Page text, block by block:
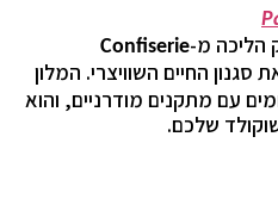
הליכה מ-Confiserie
סגנון החיים השוויצרי. המלון
עם מתקנים מודרניים, והוא
שלכם.